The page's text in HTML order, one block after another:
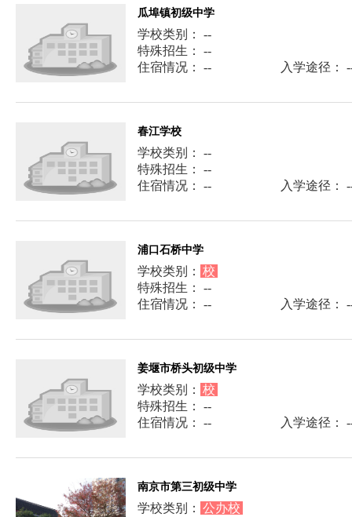
瓜埠镇初级中学
学校类别： --
特殊招生： --
住宿情况： --
入学途径：
春江学校
学校类别： --
特殊招生： --
住宿情况： --
入学途径：
浦口石桥中学
学校类别： 校
特殊招生： --
住宿情况： --
入学途径：
姜堰市桥头初级中学
学校类别： 校
特殊招生： --
住宿情况： --
入学途径：
南京市第三初级中学
学校类别： 公办校